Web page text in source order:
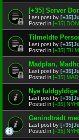
[+35] Server
Last post by
Posted in [+35]
Tilmeldte
Last post by
Posted in [+35]
Madplan,
Last post by
Posted in [+35]
Nye
Last post by
Posted in [+35]
Genindtrådt
Last post by
Posted in [+35]